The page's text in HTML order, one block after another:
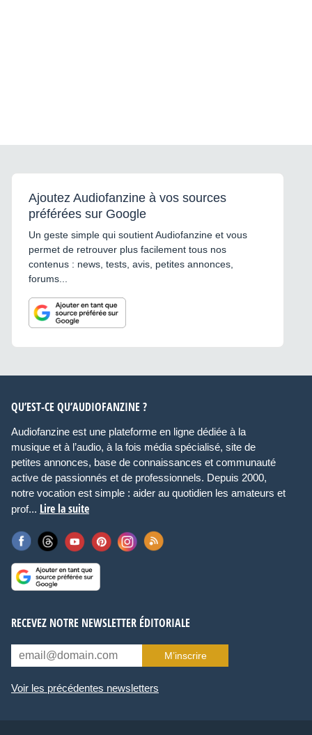
Ajoutez Audiofanzine à vos sources
préférées sur Google
Un geste simple qui soutient Audiofanzine et vous
permet de retrouver plus facilement tous nos
contenus : news, tests, avis, petites annonces,
forums...
QU’EST-CE QU’AUDIOFANZINE ?
Audiofanzine est une plateforme en ligne dédiée à la
musique et à l’audio, à la fois média spécialisé, site de
petites annonces, base de connaissances et communauté
active de passionnés et de professionnels. Depuis 2000,
notre vocation est simple : aider au quotidien les amateurs et
prof... Lire la suite
RECEVEZ NOTRE NEWSLETTER ÉDITORIALE
M’inscrire
Voir les précédentes newsletters